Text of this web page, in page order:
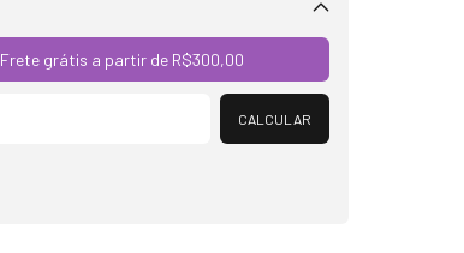
Frete grátis a partir de R$300,00
CALCULAR